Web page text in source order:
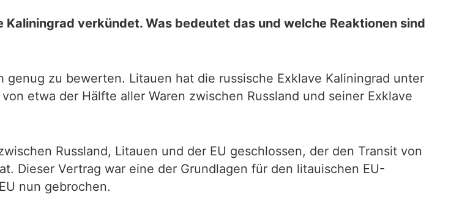
verkündet. Was bedeutet das und welche Reaktionen sind
zu bewerten. Litauen hat die russische Exklave Kaliningrad unter
etwa der Hälfte aller Waren zwischen Russland und seiner Exklave
Russland, Litauen und der EU geschlossen, der den Transit von
Dieser Vertrag war eine der Grundlagen für den litauischen EU-
nun gebrochen.